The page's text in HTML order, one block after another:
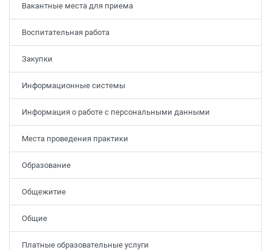
Вакантные места для приема
Воспитательная работа
Закупки
Информационные системы
Информация о работе с персональными данными
Места проведения практики
Образование
Общежитие
Общие
Платные образовательные услуги